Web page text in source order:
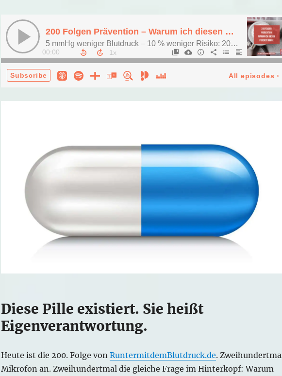
Diese Pille existiert. Sie heißt
Eigenverantwortung.
Heute ist die 200. Folge von RuntermitdemBlutdruck.de.
Mikrofon an. Zweihundertmal die gleiche Frage im Hinterkopf: Warum